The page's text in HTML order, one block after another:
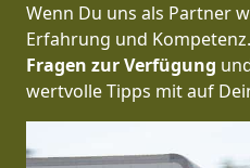
Wenn Du uns als Partner
Erfahrung und
Fragen zur Verfügung
wertvolle Tipps mit auf